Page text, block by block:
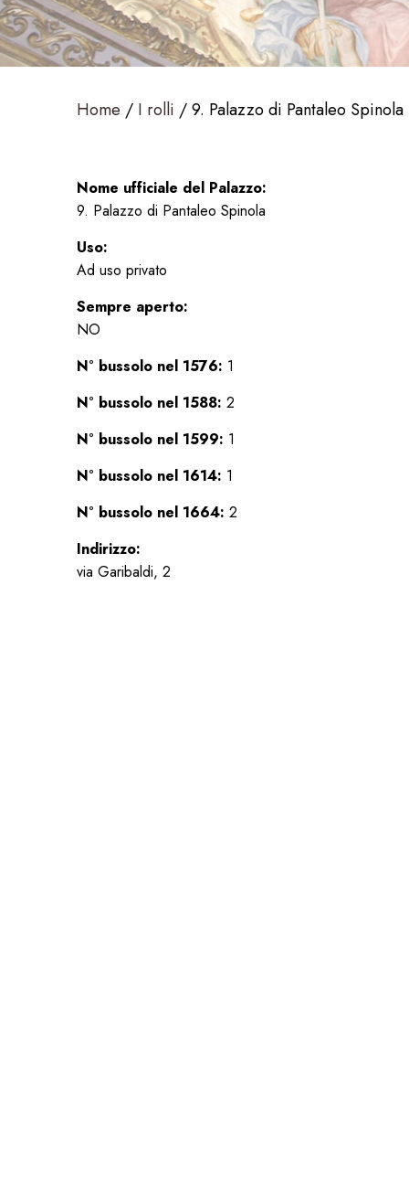
Home I rolli 9. Palazzo di Pantaleo Spinola
Nome ufficiale del Palazzo:
9. Palazzo di Pantaleo Spinola
Uso:
Ad uso privato
Sempre aperto:
NO
N° bussolo nel 1576: 1
N° bussolo nel 1588: 2
N° bussolo nel 1599: 1
N° bussolo nel 1614: 1
N° bussolo nel 1664: 2
Indirizzo:
via Garibaldi, 2